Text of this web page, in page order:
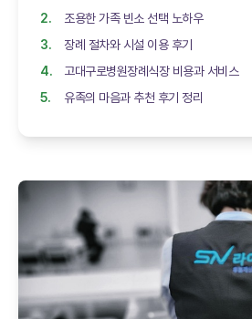
조용한 가족 빈소 선택 노하우
장례 절차와 시설 이용 후기
고대구로병원장례식장 비용과 서비스
유족의 마음과 추천 후기 정리